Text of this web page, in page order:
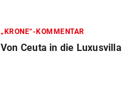
„KRONE“-KOMMENTAR
Von Ceuta in die Luxusvilla